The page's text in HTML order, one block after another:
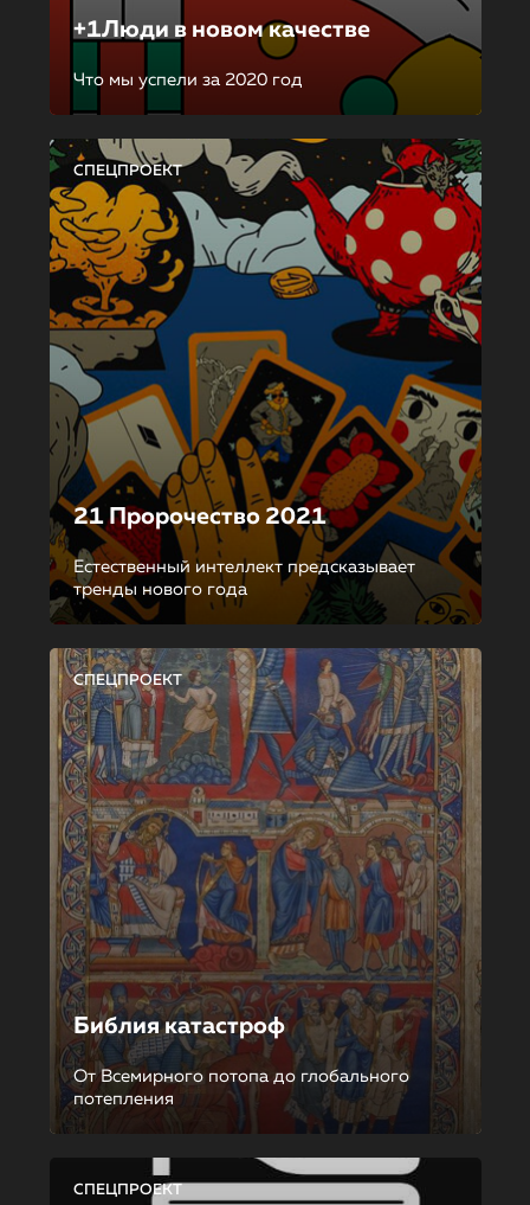
+1Люди в новом качестве
Что мы успели за 2020 год
СПЕЦПРОЕКТ
21 Пророчество 2021
Естественный интеллект предсказывает
тренды нового года
СПЕЦПРОЕКТ
Библия катастроф
От Всемирного потопа до глобального
потепления
СПЕЦПРОЕКТ